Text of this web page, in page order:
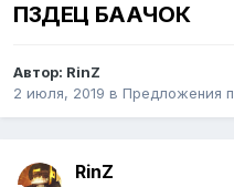
ПЗДЕЦ БААЧОК
Автор: RinZ
2 июля, 2019 в Предложения
RinZ